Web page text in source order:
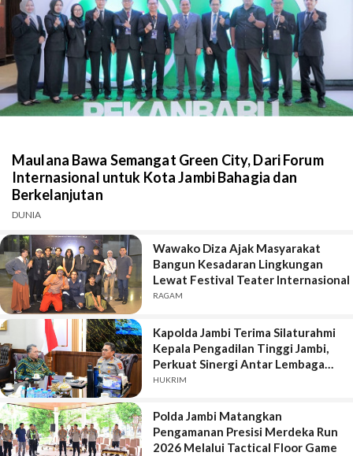
Maulana Bawa Semangat Green City, Dari Forum
Internasional untuk Kota Jambi Bahagia dan
Berkelanjutan
DUNIA
Wawako Diza Ajak Masyarakat
Bangun Kesadaran Lingkungan
Lewat Festival Teater Internasional
RAGAM
Kapolda Jambi Terima Silaturahmi
Kepala Pengadilan Tinggi Jambi,
Perkuat Sinergi Antar Lembaga
Penegak Hukum
HUKRIM
Polda Jambi Matangkan
Pengamanan Presisi Merdeka Run
2026 Melalui Tactical Floor Game